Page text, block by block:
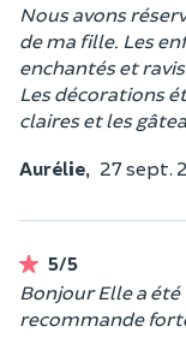
Nous avons
de ma fille. Les
enchantés et
Les décorations
claires et les
Aurélie, 27 sept.
5/5
Bonjour Elle a
recommande